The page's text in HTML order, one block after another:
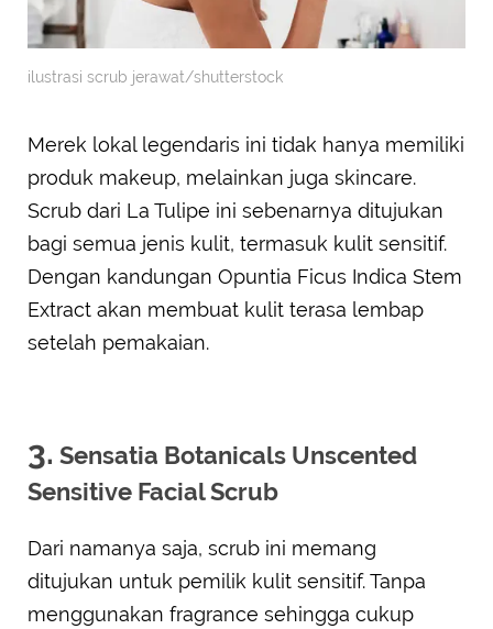
ilustrasi scrub jerawat/shutterstock
Merek lokal legendaris ini tidak hanya memiliki
produk makeup, melainkan juga skincare.
Scrub dari La Tulipe ini sebenarnya ditujukan
bagi semua jenis kulit, termasuk kulit sensitif.
Dengan kandungan Opuntia Ficus Indica Stem
Extract akan membuat kulit terasa lembap
setelah pemakaian.
3. Sensatia Botanicals Unscented
Sensitive Facial Scrub
Dari namanya saja, scrub ini memang
ditujukan untuk pemilik kulit sensitif. Tanpa
menggunakan fragrance sehingga cukup